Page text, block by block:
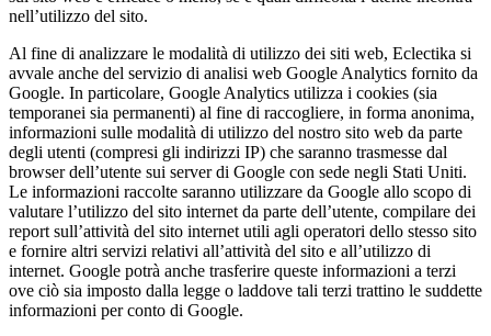
nell’utilizzo del sito.
Al fine di analizzare le modalità di utilizzo dei siti web, Eclectika si
avvale anche del servizio di analisi web Google Analytics fornito da
Google. In particolare, Google Analytics utilizza i cookies (sia
temporanei sia permanenti) al fine di raccogliere, in forma anonima,
informazioni sulle modalità di utilizzo del nostro sito web da parte
degli utenti (compresi gli indirizzi IP) che saranno trasmesse dal
browser dell’utente sui server di Google con sede negli Stati Uniti.
Le informazioni raccolte saranno utilizzare da Google allo scopo di
valutare l’utilizzo del sito internet da parte dell’utente, compilare dei
report sull’attività del sito internet utili agli operatori dello stesso sito
e fornire altri servizi relativi all’attività del sito e all’utilizzo di
internet. Google potrà anche trasferire queste informazioni a terzi
ove ciò sia imposto dalla legge o laddove tali terzi trattino le suddette
informazioni per conto di Google.